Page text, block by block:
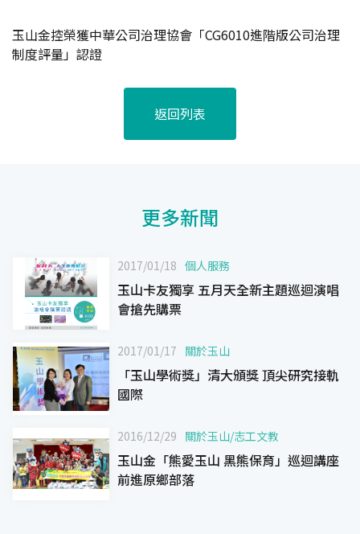
玉山金控榮獲中華公司治理協會「CG6010進階版公司治理
制度評量」認證
返回列表
更多新聞
2017/01/18 個人服務
玉山卡友獨享 五月天全新主題巡迴演唱
會搶先購票
2017/01/17 關於玉山
「玉山學術獎」清大頒獎 頂尖研究接軌
國際
2016/12/29 關於玉山/志工文教
玉山金「熊愛玉山 黑熊保育」巡迴講座
前進原鄉部落